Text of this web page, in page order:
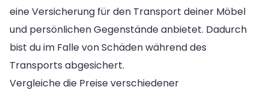
eine Versicherung für den Transport deiner Möbel
und persönlichen Gegenstände anbietet. Dadurch
bist du im Falle von Schäden während des
Transports abgesichert.
Vergleiche die Preise verschiedener